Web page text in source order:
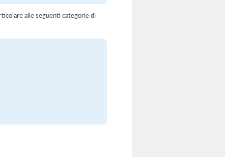
alle seguenti categorie di